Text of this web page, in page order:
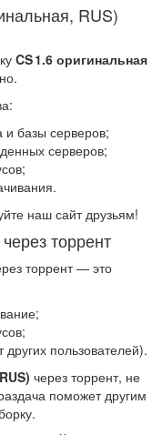
RUS)
CS 1.6 оригинальная
и базы серверов;
серверов;
наш сайт друзьям!
торрент
торрент — это
других пользователей).
через торрент, не
поможет другим